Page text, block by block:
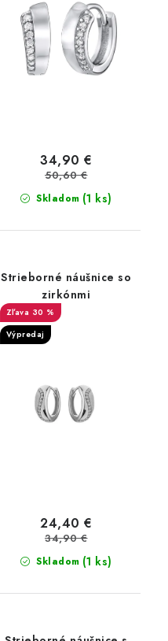
Skladom (1 ks)
34,90 €
50,60 €
Strieborné náušnice so
zirkónmi
30 %
Výpredaj
Skladom (1 ks)
24,40 €
34,90 €